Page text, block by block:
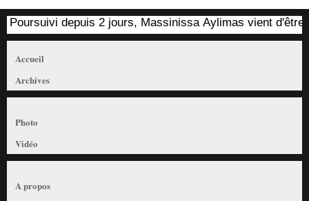
Poursuivi depuis 2 jours, Massinissa Aylimas vient
Accueil
Archives
Photo
Vidéo
A propos